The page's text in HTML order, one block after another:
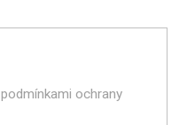
podmínkami ochrany